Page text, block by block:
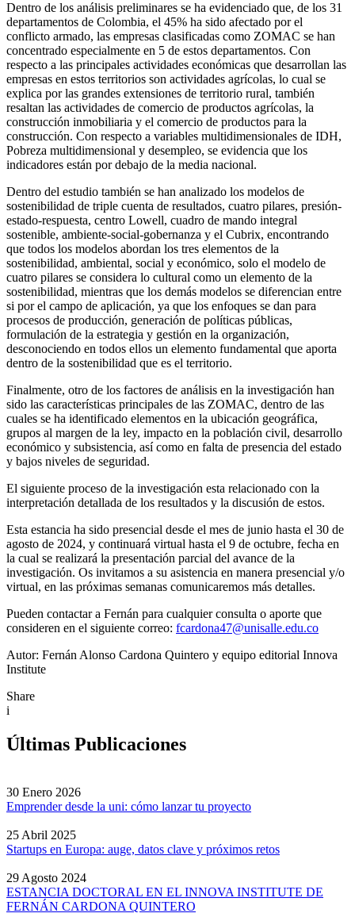
Dentro de los análisis preliminares se ha evidenciado que, de los 31
departamentos de Colombia, el 45% ha sido afectado por el
conflicto armado, las empresas clasificadas como ZOMAC se han
concentrado especialmente en 5 de estos departamentos. Con
respecto a las principales actividades económicas que desarrollan las
empresas en estos territorios son actividades agrícolas, lo cual se
explica por las grandes extensiones de territorio rural, también
resaltan las actividades de comercio de productos agrícolas, la
construcción inmobiliaria y el comercio de productos para la
construcción. Con respecto a variables multidimensionales de IDH,
Pobreza multidimensional y desempleo, se evidencia que los
indicadores están por debajo de la media nacional.
Dentro del estudio también se han analizado los modelos de
sostenibilidad de triple cuenta de resultados, cuatro pilares, presión-
estado-respuesta, centro Lowell, cuadro de mando integral
sostenible, ambiente-social-gobernanza y el Cubrix, encontrando
que todos los modelos abordan los tres elementos de la
sostenibilidad, ambiental, social y económico, solo el modelo de
cuatro pilares se considera lo cultural como un elemento de la
sostenibilidad, mientras que los demás modelos se diferencian entre
si por el campo de aplicación, ya que los enfoques se dan para
procesos de producción, generación de políticas públicas,
formulación de la estrategia y gestión en la organización,
desconociendo en todos ellos un elemento fundamental que aporta
dentro de la sostenibilidad que es el territorio.
Finalmente, otro de los factores de análisis en la investigación han
sido las características principales de las ZOMAC, dentro de las
cuales se ha identificado elementos en la ubicación geográfica,
grupos al margen de la ley, impacto en la población civil, desarrollo
económico y subsistencia, así como en falta de presencia del estado
y bajos niveles de seguridad.
El siguiente proceso de la investigación esta relacionado con la
interpretación detallada de los resultados y la discusión de estos.
Esta estancia ha sido presencial desde el mes de junio hasta el 30 de
agosto de 2024, y continuará virtual hasta el 9 de octubre, fecha en
la cual se realizará la presentación parcial del avance de la
investigación. Os invitamos a su asistencia en manera presencial y/o
virtual, en las próximas semanas comunicaremos más detalles.
Pueden contactar a Fernán para cualquier consulta o aporte que
consideren en el siguiente correo: fcardona47@unisalle.edu.co
Autor: Fernán Alonso Cardona Quintero y equipo editorial Innova
Institute
Share
i
Últimas Publicaciones
30 Enero 2026
Emprender desde la uni: cómo lanzar tu proyecto
25 Abril 2025
Startups en Europa: auge, datos clave y próximos retos
29 Agosto 2024
ESTANCIA DOCTORAL EN EL INNOVA INSTITUTE DE
FERNÁN CARDONA QUINTERO